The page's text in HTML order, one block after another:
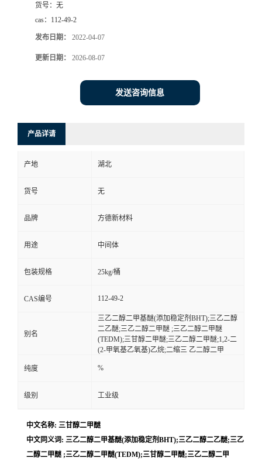
货号： 无
cas： 112-49-2
发布日期： 2022-04-07
更新日期： 2026-08-07
发送咨询信息
产品详请
产地 湖北
货号 无
品牌 方德新材料
用途 中间体
包装规格 25kg/桶
CAS编号 112-49-2
别名
三乙二醇二甲基醚(添加稳定剂BHT);三乙二醇
二乙醚;三乙二醇二甲醚 ;三乙二醇二甲醚
(TEDM);三甘醇二甲醚;三乙二醇二甲醚;1,2-二
(2-甲氧基乙氧基)乙烷;二缩三 乙二醇二甲
纯度 %
级别 工业级
中文名称: 三甘醇二甲醚
中文同义词: 三乙二醇二甲基醚(添加稳定剂BHT);三乙二醇二乙醚;三乙
二醇二甲醚 ;三乙二醇二甲醚(TEDM);三甘醇二甲醚;三乙二醇二甲